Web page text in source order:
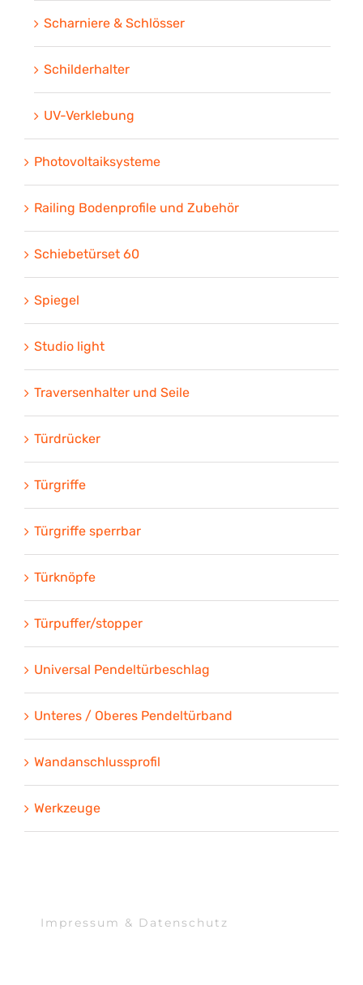
Scharniere & Schlösser
Schilderhalter
UV-Verklebung
Photovoltaiksysteme
Railing Bodenprofile und Zubehör
Schiebetürset 60
Spiegel
Studio light
Traversenhalter und Seile
Türdrücker
Türgriffe
Türgriffe sperrbar
Türknöpfe
Türpuffer/stopper
Universal Pendeltürbeschlag
Unteres / Oberes Pendeltürband
Wandanschlussprofil
Werkzeuge
Impressum & Datenschutz